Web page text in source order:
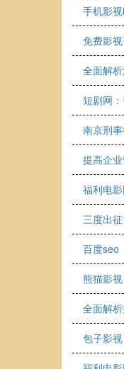
手机影
免费影
全面解
短剧网
南京刑
提高企
福利电
三度出
百度seo
熊猫影
全面解
包子影